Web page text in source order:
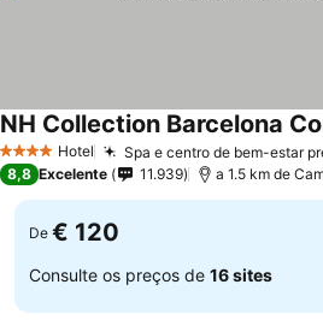
4 EstrelasHotel Spa e centro de bem-estar
NH Collection Barcelona
8,8 Excelente 11.939 a 1.5 km de
De € 120
Consulte os preços de 16 sites